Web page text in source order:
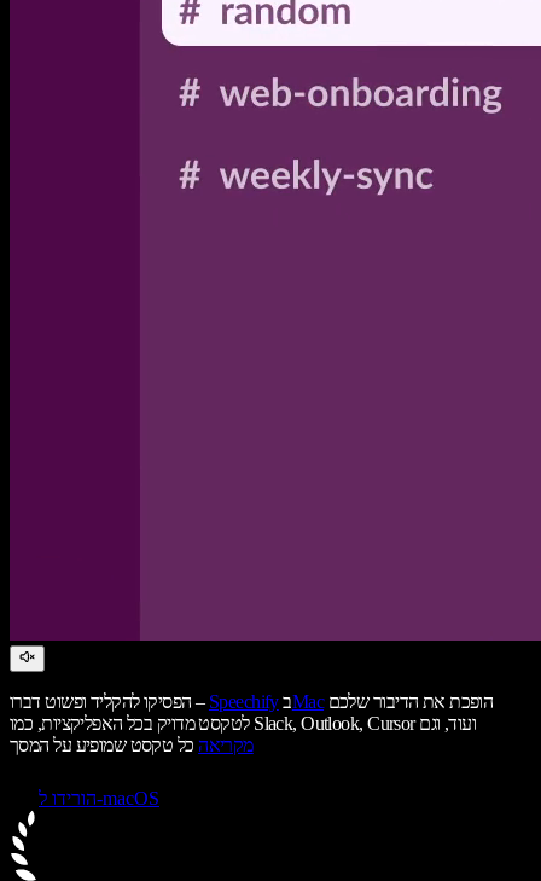
הפסיקו להקליד ופשוט דברו – Speechify בMacהופכת את הדיבור שלכם
לטקסט מדויק בכל האפליקציות, כמו Slack, Outlook, Cursor ועוד, וגם
מקריאהכל טקסט שמופיע על המסך
הורידו ל-macOS